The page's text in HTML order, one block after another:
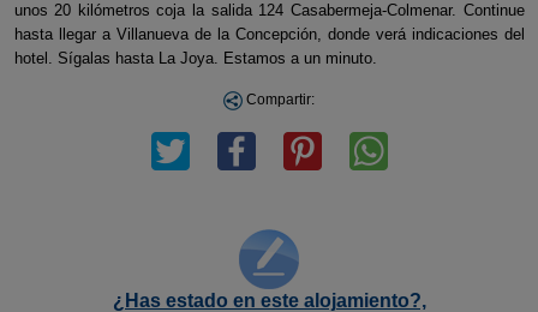
unos 20 kilómetros coja la salida 124 Casabermeja-Colmenar. Continue
hasta llegar a Villanueva de la Concepción, donde verá indicaciones del
hotel. Sígalas hasta La Joya. Estamos a un minuto.
Compartir:
¿Has estado en este alojamiento?,